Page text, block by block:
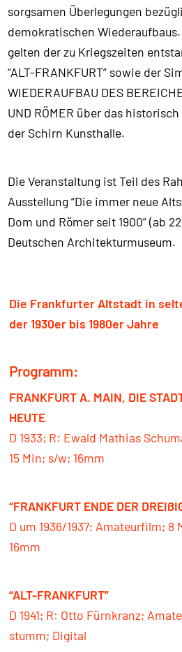
sorgsamen Überlegungen
demokratischen
gelten der zu Kriegszeiten
“ALT-FRANKFURT” sowie der
WIEDERAUFBAU DES
UND RÖMER über das
der Schirn Kunsthalle.
Die Veranstaltung ist Teil des
Ausstellung “Die immer neue
Dom und Römer seit 1900” (ab
Deutschen Architekturmuseum.
Die Frankfurter Altstadt in
der 1930er bis 1980er Jahre
Programm:
FRANKFURT A. MAIN, DIE
HEUTE
D 1933; R: Ewald Mathias
15 Min; s/w; 16mm
“FRANKFURT ENDE DER
D um 1936/1937; Amateurfilm;
16mm
“ALT-FRANKFURT”
D 1941; R: Otto Fürnkranz;
stumm; Digital